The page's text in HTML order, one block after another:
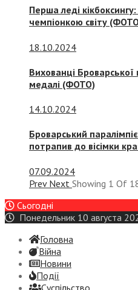
Перша леді
чемпіонкою світу
18.10.2024
Вихованці
медалі (ФОТО)
14.10.2024
Броварський
потрапив до вісімки
07.09.2024
Prev Next Showing 1 Of
Сьогодні
Понедельник 10 августа
Головна
Війна
Новини
Події
Суспiльство